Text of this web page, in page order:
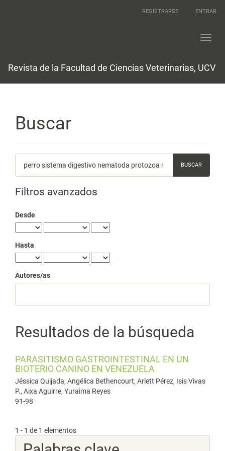
REGISTRARSE ENTRAR
Revista de la Facultad de Ciencias Veterinarias, UCV
Buscar
artículos
por
Filtros avanzados
Desde
Hasta
Autores/as
Resultados de la búsqueda
PARASITISMO GASTROINTESTINAL EN UN
BIOTERIO CANINO EN VENEZUELA
Jéssica Quijada, Angélica Bethencourt, Arlett Pérez, Isis Vivas
P., Aixa Aguirre, Yuraima Reyes
91-98
1 - 1 de 1 elementos